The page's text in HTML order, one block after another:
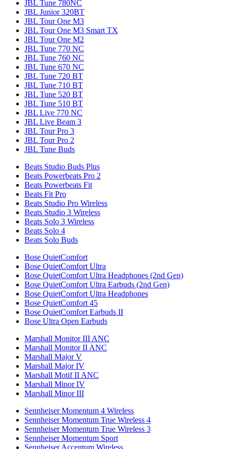
JBL Tune 780NC
JBL Junior 320BT
JBL Tour One M3
JBL Tour One M3 Smart TX
JBL Tour One M2
JBL Tune 770 NC
JBL Tune 760 NC
JBL Tune 670 NC
JBL Tune 720 BT
JBL Tune 710 BT
JBL Tune 520 BT
JBL Tune 510 BT
JBL Live 770 NC
JBL Live Beam 3
JBL Tour Pro 3
JBL Tour Pro 2
JBL Tune Buds
Beats Studio Buds Plus
Beats Powerbeats Pro 2
Beats Powerbeats Fit
Beats Fit Pro
Beats Studio Pro Wireless
Beats Studio 3 Wireless
Beats Solo 3 Wireless
Beats Solo 4
Beats Solo Buds
Bose QuietComfort
Bose QuietComfort Ultra
Bose QuietComfort Ultra Headphones (2nd Gen)
Bose QuietComfort Ultra Earbuds (2nd Gen)
Bose QuietComfort Ultra Headphones
Bose QuietComfort 45
Bose QuietComfort Earbuds II
Bose Ultra Open Earbuds
Marshall Monitor III ANC
Marshall Monitor II ANC
Marshall Major V
Marshall Major IV
Marshall Motif II ANC
Marshall Minor IV
Marshall Minor III
Sennheiser Momentum 4 Wireless
Sennheiser Momentum True Wireless 4
Sennheiser Momentum True Wireless 3
Sennheiser Momentum Sport
Sennheiser Accentum Wireless